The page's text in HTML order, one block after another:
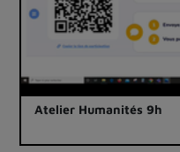
Atelier Humanités 9h